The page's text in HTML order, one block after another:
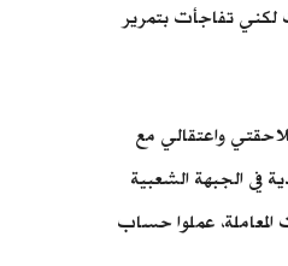
لكني تفاجأت بتمرير
واعتقالي مع
في الجبهة الشعبية
عملوا حساب